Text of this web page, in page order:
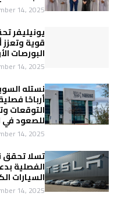
14, 2025
يونيليفر
قوية
البورصات
14, 2025
نستله
أرباحًا
التوقعات
للصعود في
14, 2025
تسلا تحقق
الفصلية
السيارات
14, 2025